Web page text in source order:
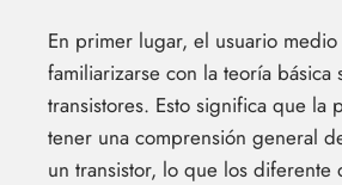
En primer lugar, el usuario
familiarizarse con la teoría básica
transistores. Esto significa que la
tener una comprensión general
un transistor, lo que los diferente